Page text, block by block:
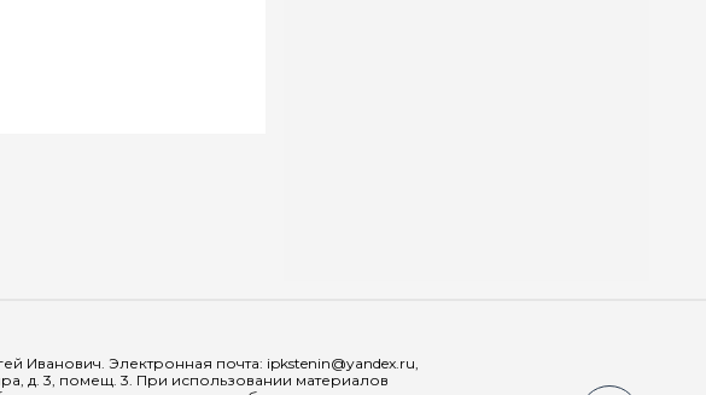
Иванович. Электронная почта: ipkstenin@yandex.ru,
д. 3, помещ. 3. При использовании материалов